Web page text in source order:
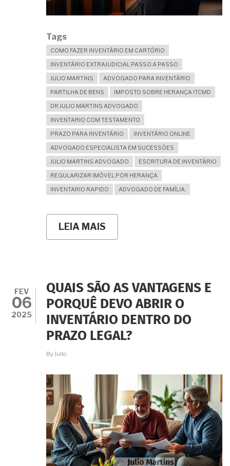
Tags
COMO FAZER INVENTÁRIO EM CARTÓRIO
INVENTÁRIO EXTRAJUDICIAL PASSO A PASSO
JULIO MARTINS
ADVOGADO PARA INVENTÁRIO
PARTILHA DE BENS
IMPOSTO SOBRE HERANÇA ITCMD
DR JULIO MARTINS ADVOGADO
INVENTARIO COM TESTAMENTO
PRAZO PARA INVENTÁRIO
INVENTÁRIO ONLINE
ADVOGADO ESPECIALISTA EM SUCESSÕES
JULIO MARTINS ADVOGADO
ESCRITURA DE INVENTÁRIO
REGULARIZAR IMÓVEL POR HERANÇA
INVENTARIO RAPIDO
ADVOGADO DE FAMÍLIA.
LEIA MAIS
COMO
CARTÓRIO?
ETAPAS,
PRAZOS
E
VANTAGENS
FEV
06
2025
QUAIS SÃO AS VANTAGENS E
PORQUÊ DEVO ABRIR O
INVENTÁRIO DENTRO DO
PRAZO LEGAL?
ByJulio